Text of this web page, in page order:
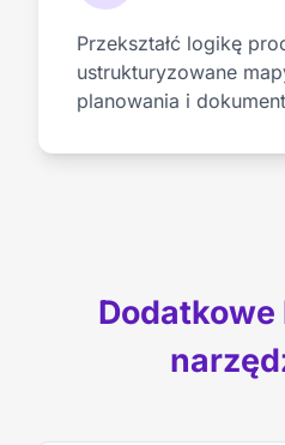
Przekształć logikę
ustrukturyzowane
planowania i
Dodatkowe